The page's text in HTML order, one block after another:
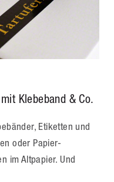
Klebeband & Co.
Etiketten und
oder Papier-
im Altpapier. Und